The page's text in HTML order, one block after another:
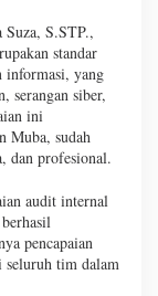
S.STP.,
standar
informasi, yang
serangan siber,
ini
Muba, sudah
dan profesional.
audit internal
pencapaian
seluruh tim dalam